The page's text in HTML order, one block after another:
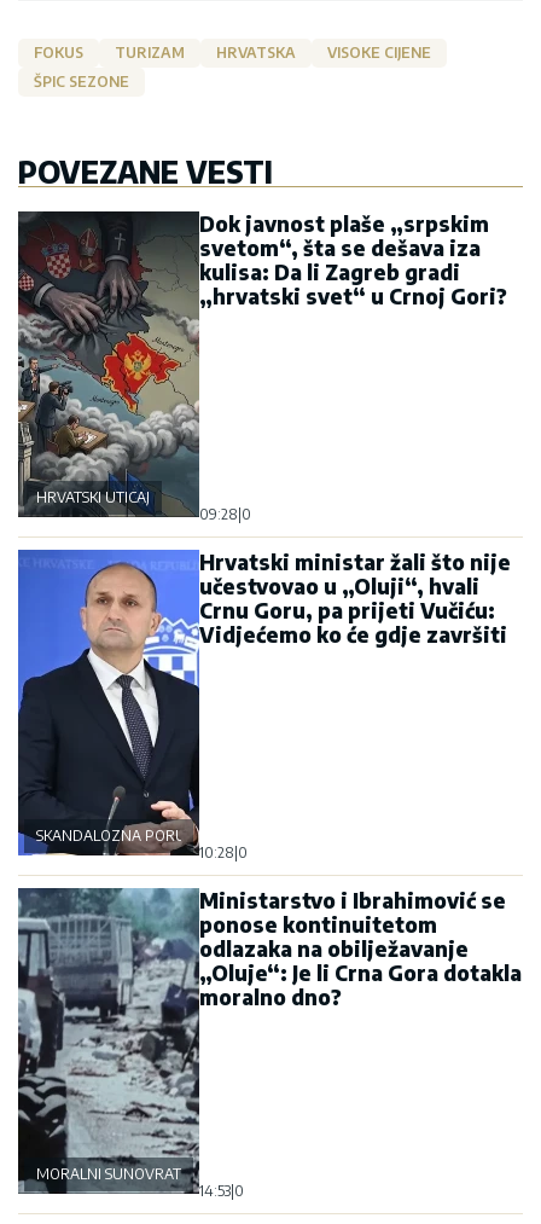
FOKUS TURIZAM HRVATSKA
VISOKE CIJENE
ŠPIC SEZONE
POVEZANE VESTI
HRVATSKI UTICAJ
Dok javnost plaše „srpskim
svetom“, šta se dešava iza
kulisa: Da li Zagreb gradi
„hrvatski svet“ u Crnoj Gori?
09:28 0
SKANDALOZNA PORUKA
Hrvatski ministar žali što nije
učestvovao u „Oluji“, hvali
Crnu Goru, pa prijeti Vučiću:
Vidjećemo ko će gdje završiti
10:28 0
MORALNI SUNOVRAT
Ministarstvo i Ibrahimović se
ponose kontinuitetom
odlazaka na obilježavanje
„Oluje“: Je li Crna Gora dotakla
moralno dno?
14:53 0